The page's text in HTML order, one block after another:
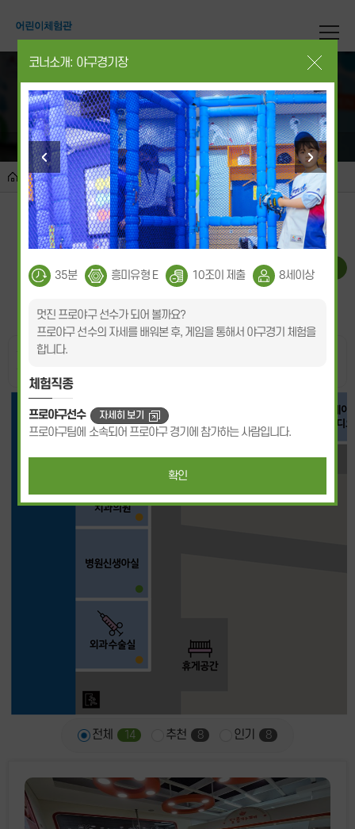
체험실 소개
내 꿈을 찾아 떠나는 어린이 체험관
체험실 미리보기 프로그램 체험관 활용팁
체험실 소개 체험실 미리보기
체험실 미리보기
지도/시간표 다운로드
내로마을(3층) 미로마을(M층,복층)
- 좌우 스크롤로 조감도를 확인하세요.
전체 14 추천 8 인기 8
코너소개: 야구경기장
35분 흥미유형 E 10조이 제출 8세이상
멋진 프로야구 선수가 되어 볼까요?
프로야구 선수의 자세를 배워본 후, 게임을 통해서 야구경기 체험을
합니다.
체험직종
프로야구선수 자세히 보기
프로야구팀에 소속되어 프로야구 경기에 참가하는 사람입니다.
확인